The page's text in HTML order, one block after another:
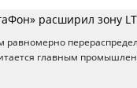
расширил зону
главным